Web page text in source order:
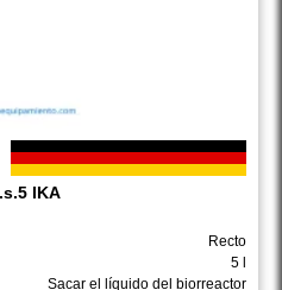
IKA
Recto
5 l
Sacar el líquido del biorreactor